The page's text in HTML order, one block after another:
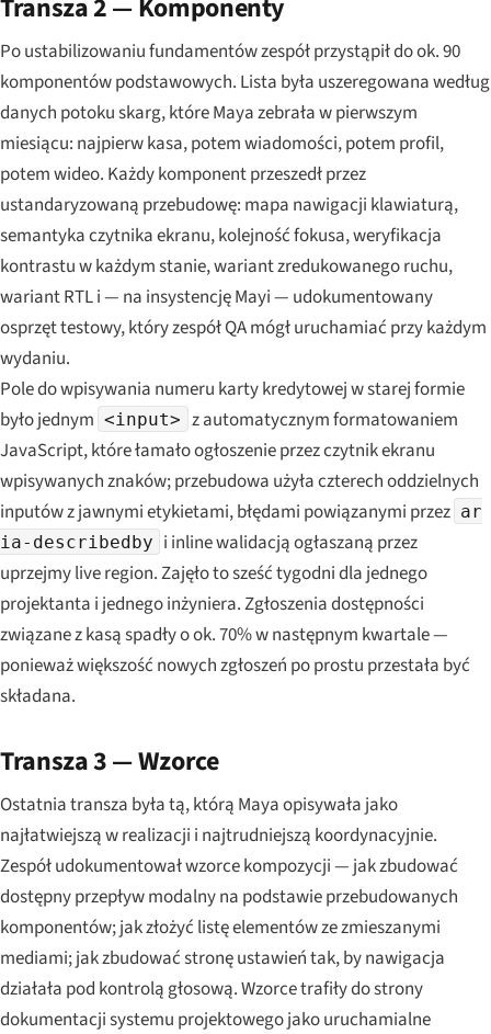
Transza 2 — Komponenty
Po ustabilizowaniu fundamentów zespół przystąpił do ok. 90
komponentów podstawowych. Lista była uszeregowana według
danych potoku skarg, które Maya zebrała w pierwszym
miesiącu: najpierw kasa, potem wiadomości, potem profil,
potem wideo. Każdy komponent przeszedł przez
ustandaryzowaną przebudowę: mapa nawigacji klawiaturą,
semantyka czytnika ekranu, kolejność fokusa, weryfikacja
kontrastu w każdym stanie, wariant zredukowanego ruchu,
wariant RTL i — na insystencję Mayi — udokumentowany
osprzęt testowy, który zespół QA mógł uruchamiać przy każdym
wydaniu.
Pole do wpisywania numeru karty kredytowej w starej formie
było jednym <input> z automatycznym formatowaniem
JavaScript, które łamało ogłoszenie przez czytnik ekranu
wpisywanych znaków; przebudowa użyła czterech oddzielnych
inputów z jawnymi etykietami, błędami powiązanymi przez ar
ia-describedby i inline walidacją ogłaszaną przez
uprzejmy live region. Zajęło to sześć tygodni dla jednego
projektanta i jednego inżyniera. Zgłoszenia dostępności
związane z kasą spadły o ok. 70% w następnym kwartale —
ponieważ większość nowych zgłoszeń po prostu przestała być
składana.
Transza 3 — Wzorce
Ostatnia transza była tą, którą Maya opisywała jako
najłatwiejszą w realizacji i najtrudniejszą koordynacyjnie.
Zespół udokumentował wzorce kompozycji — jak zbudować
dostępny przepływ modalny na podstawie przebudowanych
komponentów; jak złożyć listę elementów ze zmieszanymi
mediami; jak zbudować stronę ustawień tak, by nawigacja
działała pod kontrolą głosową. Wzorce trafiły do strony
dokumentacji systemu projektowego jako uruchamialne